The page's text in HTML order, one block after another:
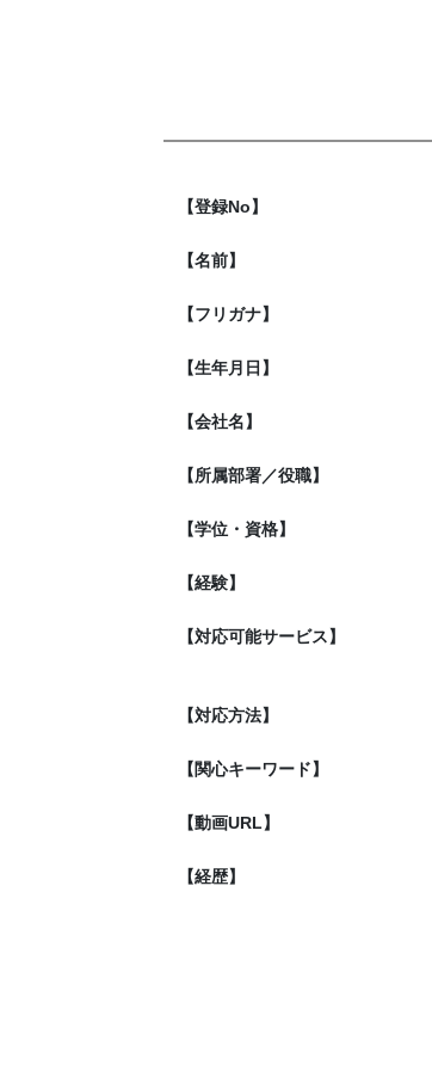
【登録No】
【名前】
【フリガナ】
【生年月日】
【会社名】
【所属部署／役職】
【学位・資格】
【経験】
【対応可能サービス】
【対応方法】
【関心キーワード】
【動画URL】
【経歴】